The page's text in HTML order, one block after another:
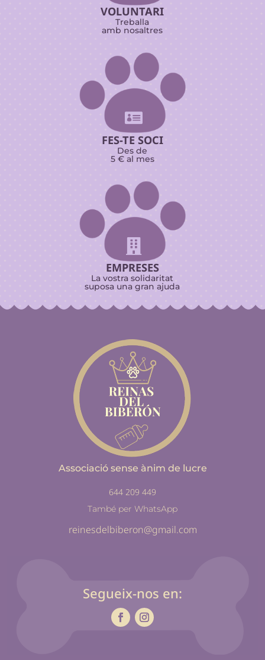
VOLUNTARI
Treballa
amb nosaltres

FES-TE SOCI
Des de
5 € al mes

EMPRESES
La vostra solidaritat
suposa una gran ajuda
Associació sense ànim de lucre
644 209 449
També per WhatsApp
reinesdelbiberon@gmail.com
Segueix-nos en: